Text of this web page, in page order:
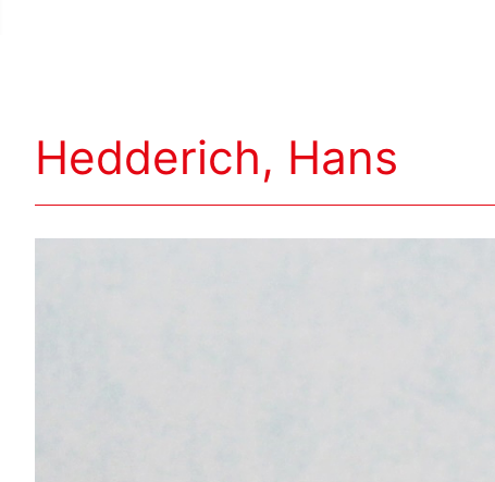
Hedderich, Hans